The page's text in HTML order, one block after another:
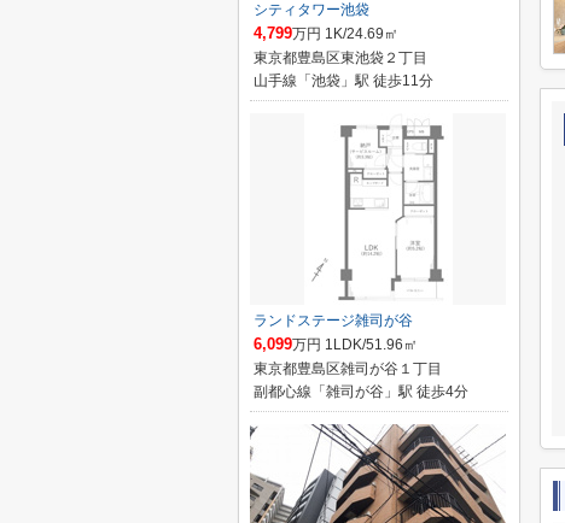
シティタワー池袋
4,799万円 1K/24.69㎡
東京都豊島区東池袋２丁目
山手線「池袋」駅 徒歩11分
ランドステージ雑司が谷
6,099万円 1LDK/51.96㎡
東京都豊島区雑司が谷１丁目
副都心線「雑司が谷」駅 徒歩4分